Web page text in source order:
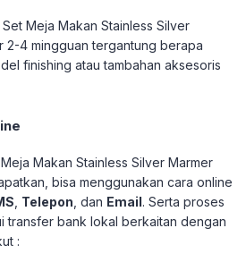
Meja Makan Stainless Silver
2-4 mingguan tergantung berapa
finishing atau tambahan aksesoris
Makan Stainless Silver Marmer
bisa menggunakan cara online
Telepon , dan Email. Serta proses
transfer bank lokal berkaitan dengan
: